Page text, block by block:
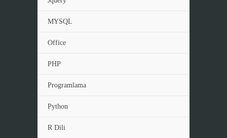
MYSQL
Office
PHP
Programlama
Python
R Dili